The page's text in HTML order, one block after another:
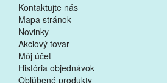
Kontaktujte nás
Mapa stránok
Novinky
Akciový tovar
Môj účet
História objednávok
Obľúbené produkty